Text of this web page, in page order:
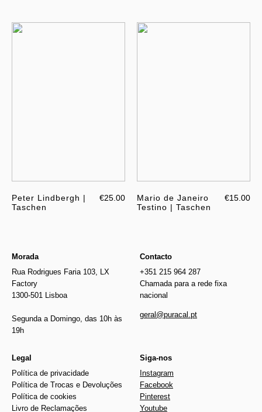
Peter Lindbergh |
Taschen
€25.00
Mario de Janeiro
Testino | Taschen
€15.00
Morada
Rua Rodrigues Faria 103, LX
Factory
1300-501 Lisboa
Segunda a Domingo, das 10h às
19h
Contacto
+351 215 964 287
Chamada para a rede fixa
nacional
geral@puracal.pt
Legal
Política de privacidade
Política de Trocas e Devoluções
Política de cookies
Livro de Reclamações
Siga-nos
Instagram
Facebook
Pinterest
Youtube